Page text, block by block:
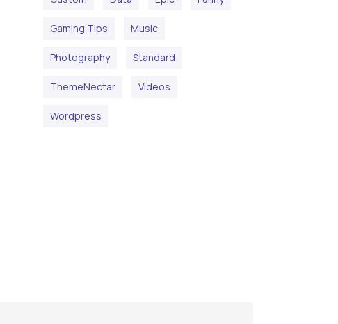
Gaming Tips Music
Photography Standard
ThemeNectar Videos
Wordpress